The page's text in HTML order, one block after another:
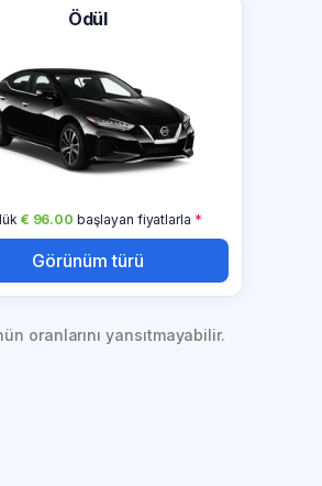
Ödül
€ 96.00 başlayan fiyatlarla *
Görünüm türü
oranlarını yansıtmayabilir.